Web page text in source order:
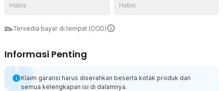
Habis Habis
Tersedia bayar di tempat (COD)
Informasi Penting
Klaim garansi harus diserahkan beserta kotak produk dan
semua kelengkapan isi di dalamnya.